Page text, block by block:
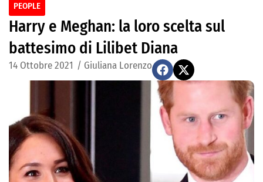
PEOPLE
Harry e Meghan: la loro scelta sul
battesimo di Lilibet Diana
14 Ottobre 2021 / Giuliana Lorenzo